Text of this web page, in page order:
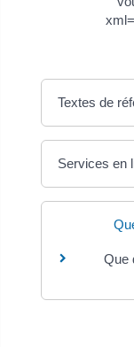
Textes de
Services en
Que